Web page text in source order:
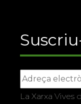
La Xarxa Vives